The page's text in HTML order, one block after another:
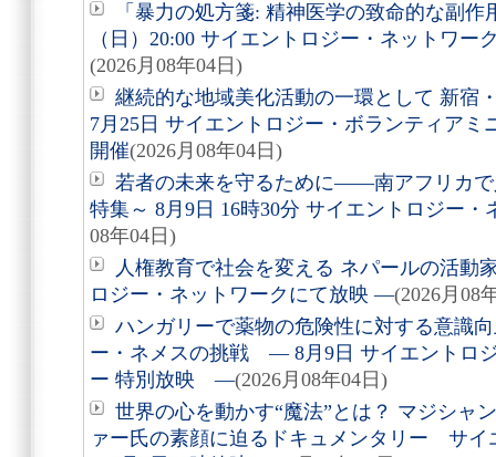
「暴力の処方箋: 精神医学の致命的な副
（日）20:00 サイエントロジー・ネットワー
(2026月08年04日)
継続的な地域美化活動の一環として 新宿
7月25日 サイエントロジー・ボランティアミ
開催(2026月08年04日)
若者の未来を守るために――南アフリカ
特集～ 8月9日 16時30分 サイエントロジー・
08年04日)
人権教育で社会を変える ネパールの活動
ロジー・ネットワークにて放映 ―(2026月08
ハンガリーで薬物の危険性に対する意識
ー・ネメスの挑戦 ― 8月9日 サイエントロ
ー 特別放映 ―(2026月08年04日)
世界の心を動かす“魔法”とは？ マジシャ
ァー氏の素顔に迫るドキュメンタリー サイ